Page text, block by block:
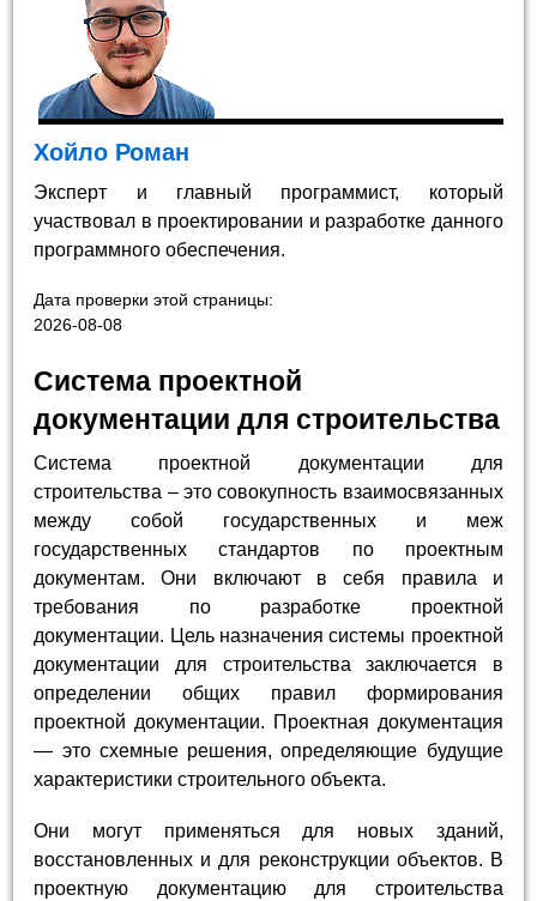
Хойло Роман
Эксперт и главный программист, который
участвовал в проектировании и разработке данного
программного обеспечения.
Дата проверки этой страницы:
2026-08-08
Система проектной
документации для строительства
Система проектной документации для
строительства – это совокупность взаимосвязанных
между собой государственных и меж
государственных стандартов по проектным
документам. Они включают в себя правила и
требования по разработке проектной
документации. Цель назначения системы проектной
документации для строительства заключается в
определении общих правил формирования
проектной документации. Проектная документация
— это схемные решения, определяющие будущие
характеристики строительного объекта.
Они могут применяться для новых зданий,
восстановленных и для реконструкции объектов. В
проектную документацию для строительства